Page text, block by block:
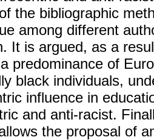
the bibliographic
among different
It is argued, as a
predominance of
black individuals,
influence in
and anti-racist.
the proposal of